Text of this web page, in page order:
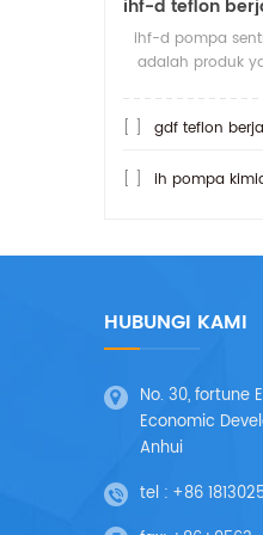
ihf-d pompa
adalah produk
gdf teflon
ih pompa kimia
HUBUNGI KAMI
No. 30, fortune
Economic
Anhui
tel : +86